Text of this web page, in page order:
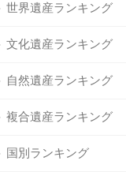
世界遺産ランキング
文化遺産ランキング
自然遺産ランキング
複合遺産ランキング
国別ランキング